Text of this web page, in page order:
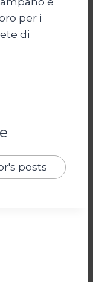
per i
di
posts